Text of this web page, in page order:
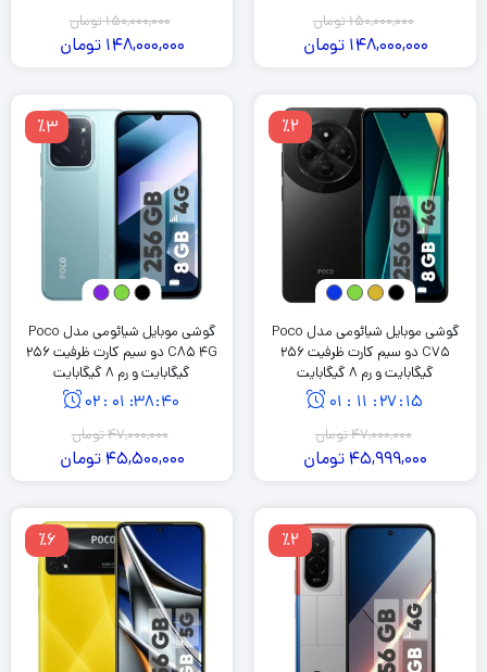
طول 1.8 متر
150,000,000تومان
148,000,000 تومان
150,000,000تومان
148,000,000 تومان
٪2
گوشی موبایل شیائومی مدل Poco
C75 دو سیم کارت ظرفیت 256
گیگابایت و رم 8 گیگابایت
15
:
27
:
11
:
01
47,000,000تومان
45,999,000 تومان
٪3
گوشی موبایل شیائومی مدل Poco
C85 4G دو سیم کارت ظرفیت 256
گیگابایت و رم 8 گیگابایت
40
:
38
:
01
:
02
47,000,000تومان
45,500,000 تومان
٪2 ٪6